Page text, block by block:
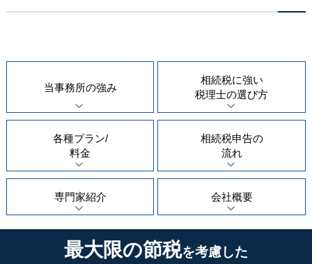
当事務所の強み
相続税に強い
税理士の選び方
各種プラン/
料金
相続税申告の
流れ
専門家紹介 会社概要
最大限の節税を考慮した